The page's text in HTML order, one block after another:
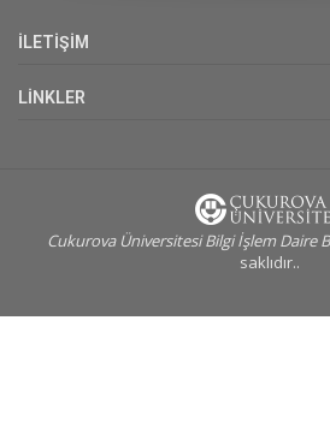
İLETİŞİM
LİNKLER
Cukurova Üniversitesi Bilgi İşlem Daire
saklıdır..